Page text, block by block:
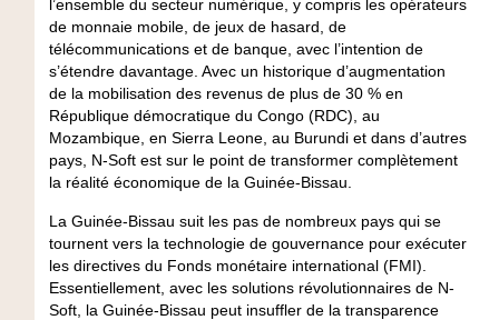
l’ensemble du secteur numérique, y compris les opérateurs
de monnaie mobile, de jeux de hasard, de
télécommunications et de banque, avec l’intention de
s’étendre davantage. Avec un historique d’augmentation
de la mobilisation des revenus de plus de 30 % en
République démocratique du Congo (RDC), au
Mozambique, en Sierra Leone, au Burundi et dans d’autres
pays, N-Soft est sur le point de transformer complètement
la réalité économique de la Guinée-Bissau.
La Guinée-Bissau suit les pas de nombreux pays qui se
tournent vers la technologie de gouvernance pour exécuter
les directives du Fonds monétaire international (FMI).
Essentiellement, avec les solutions révolutionnaires de N-
Soft, la Guinée-Bissau peut insuffler de la transparence